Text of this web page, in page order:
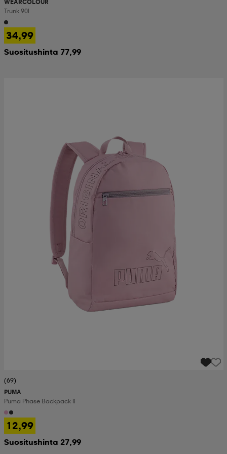
WEARCOLOUR
Trunk 90l
34,99
Suositushinta 77,99
(69)
PUMA
Puma Phase Backpack Ii
12,99
Suositushinta 27,99